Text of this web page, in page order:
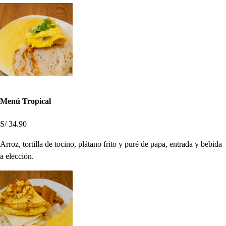
Menú Tropical
S/ 34.90
Arroz, tortilla de tocino, plátano frito y puré de papa, entrada y bebida
a elección.